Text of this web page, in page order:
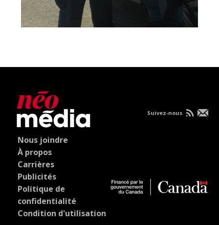
Nous joindre
À propos
Carrières
Publicités
Politique de
confidentialité
Condition d'utilisation
Suivez-nous